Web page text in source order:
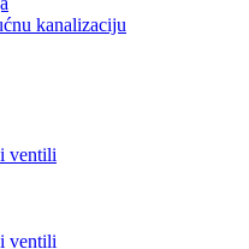
kanalizaciju
ventili
ventili